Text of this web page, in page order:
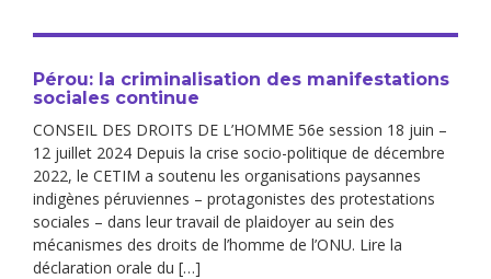
Pérou: la criminalisation des manifestations
sociales continue
CONSEIL DES DROITS DE L’HOMME 56e session 18 juin –
12 juillet 2024 Depuis la crise socio-politique de décembre
2022, le CETIM a soutenu les organisations paysannes
indigènes péruviennes – protagonistes des protestations
sociales – dans leur travail de plaidoyer au sein des
mécanismes des droits de l’homme de l’ONU. Lire la
déclaration orale du […]